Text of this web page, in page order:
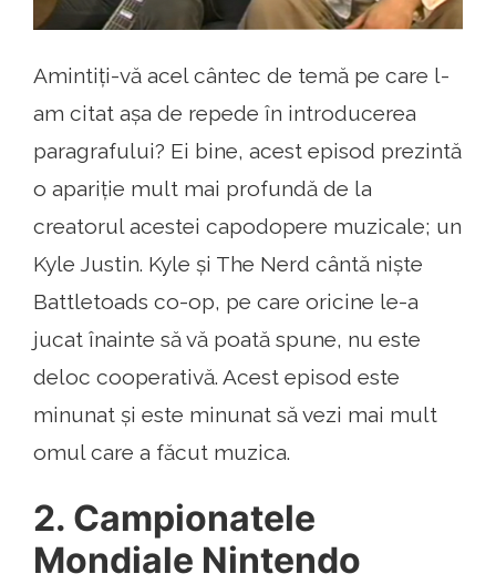
Amintiți-vă acel cântec de temă pe care l-
am citat așa de repede în introducerea
paragrafului? Ei bine, acest episod prezintă
o apariție mult mai profundă de la
creatorul acestei capodopere muzicale; un
Kyle Justin. Kyle și The Nerd cântă niște
Battletoads co-op, pe care oricine le-a
jucat înainte să vă poată spune, nu este
deloc cooperativă. Acest episod este
minunat și este minunat să vezi mai mult
omul care a făcut muzica.
2. Campionatele
Mondiale Nintendo